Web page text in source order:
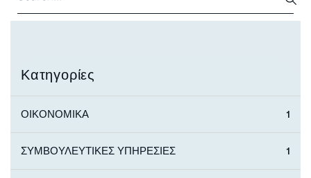
Κατηγορίες
ΟΙΚΟΝΟΜΙΚΑ 1
ΣΥΜΒΟΥΛΕΥΤΙΚΕΣ ΥΠΗΡΕΣΙΕΣ 1